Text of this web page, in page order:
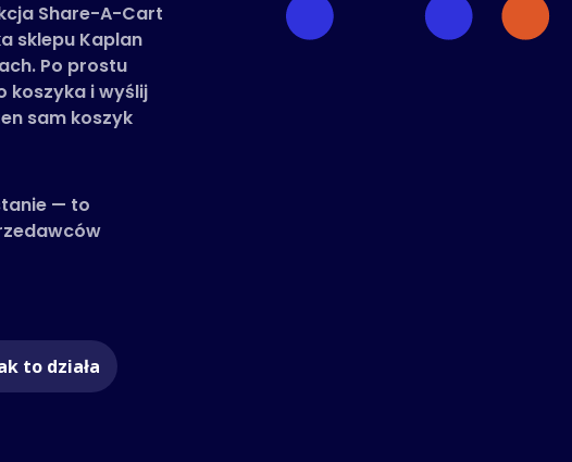
Share-A-Cart
sklepu Kaplan
Po prostu
koszyka i wyślij
sam koszyk
— to
to działa